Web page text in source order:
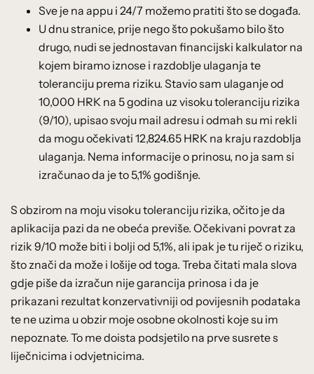
Sve je na appu i 24/7 možemo pratiti što se događa.
U dnu stranice, prije nego što pokušamo bilo što
drugo, nudi se jednostavan financijski kalkulator na
kojem biramo iznose i razdoblje ulaganja te
toleranciju prema riziku. Stavio sam ulaganje od
10,000 HRK na 5 godina uz visoku toleranciju rizika
(9/10), upisao svoju mail adresu i odmah su mi rekli
da mogu očekivati 12,824.65 HRK na kraju razdoblja
ulaganja. Nema informacije o prinosu, no ja sam si
izračunao da je to 5,1% godišnje.
S obzirom na moju visoku toleranciju rizika, očito je da
aplikacija pazi da ne obeća previše. Očekivani povrat za
rizik 9/10 može biti i bolji od 5,1%, ali ipak je tu riječ o riziku,
što znači da može i lošije od toga. Treba čitati mala slova
gdje piše da izračun nije garancija prinosa i da je
prikazani rezultat konzervativniji od povijesnih podataka
te ne uzima u obzir moje osobne okolnosti koje su im
nepoznate. To me doista podsjetilo na prve susrete s
liječnicima i odvjetnicima.